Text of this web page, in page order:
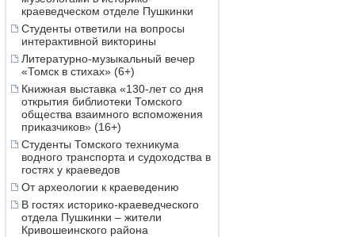
краеведческом отделе Пушкинки
Студенты ответили на вопросы
интерактивной викторины
Литературно-музыкальный вечер
«Томск в стихах» (6+)
Книжная выставка «130-лет со дня
открытия библиотеки Томского
общества взаимного вспоможения
приказчиков» (16+)
Студенты Томского техникума
водного транспорта и судоходства в
гостях у краеведов
От археологии к краеведению
В гостях историко-краеведческого
отдела Пушкинки – жители
Кривошеинского района